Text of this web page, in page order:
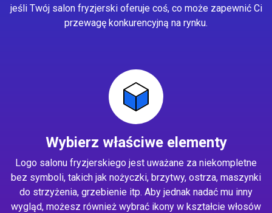
jeśli Twój salon fryzjerski oferuje coś, co może zapewnić Ci
przewagę konkurencyjną na rynku.
Wybierz właściwe elementy
Logo salonu fryzjerskiego jest uważane za niekompletne
bez symboli, takich jak nożyczki, brzytwy, ostrza, maszynki
do strzyżenia, grzebienie itp. Aby jednak nadać mu inny
wygląd, możesz również wybrać ikony w kształcie włosów